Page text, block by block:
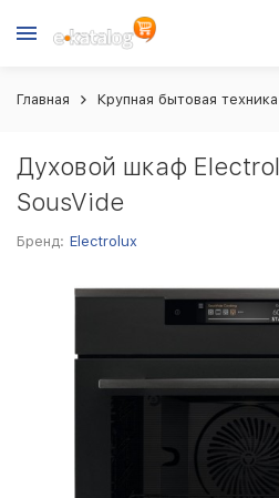
Главная Крупная бытовая техника
Духовой шкаф
SousVide
Бренд: Electrolux